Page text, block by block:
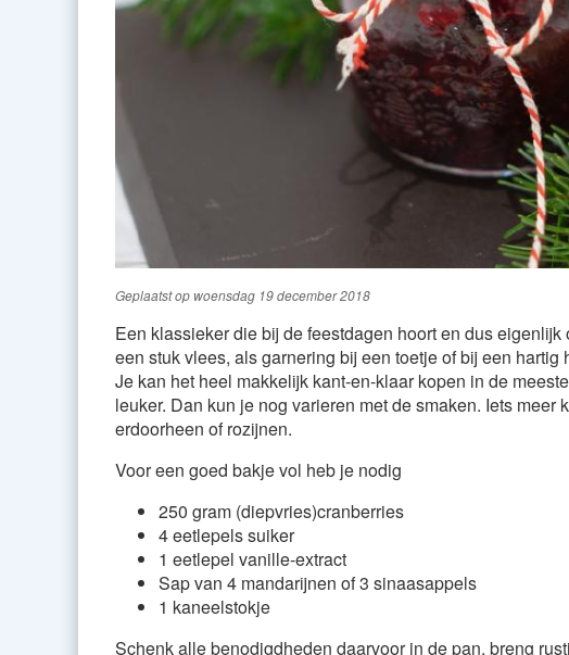
Geplaatst opwoensdag 19 december 2018
Een klassieker die bij de feestdagen hoort en dus
een stuk vlees, als garnering bij een toetje of bij een
Je kan het heel makkelijk kant-en-klaar kopen in de
leuker. Dan kun je nog varieren met de smaken. Iets
erdoorheen of rozijnen.
Voor een goed bakje vol heb je nodig
250 gram (diepvries)cranberries
4 eetlepels suiker
1 eetlepel vanille-extract
Sap van 4 mandarijnen of 3 sinaasappels
1 kaneelstokje
Schenk alle benodigdheden daarvoor in de pan, breng